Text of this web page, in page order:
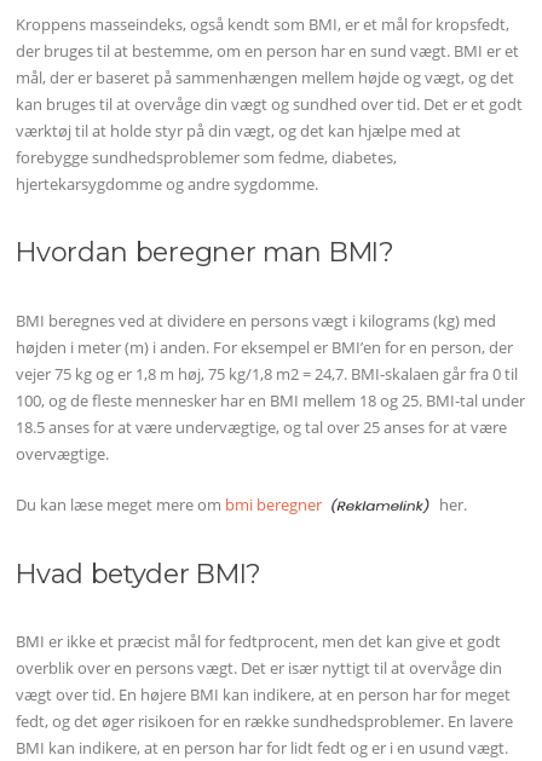
Kroppens masseindeks, også kendt som BMI, er et mål for kropsfedt,
der bruges til at bestemme, om en person har en sund vægt. BMI er et
mål, der er baseret på sammenhængen mellem højde og vægt, og det
kan bruges til at overvåge din vægt og sundhed over tid. Det er et godt
værktøj til at holde styr på din vægt, og det kan hjælpe med at
forebygge sundhedsproblemer som fedme, diabetes,
hjertekarsygdomme og andre sygdomme.
Hvordan beregner man BMI?
BMI beregnes ved at dividere en persons vægt i kilograms (kg) med
højden i meter (m) i anden. For eksempel er BMI’en for en person, der
vejer 75 kg og er 1,8 m høj, 75 kg/1,8 m2 = 24,7. BMI-skalaen går fra 0 til
100, og de fleste mennesker har en BMI mellem 18 og 25. BMI-tal under
18.5 anses for at være undervægtige, og tal over 25 anses for at være
overvægtige.
Du kan læse meget mere om bmi beregner her.
Hvad betyder BMI?
BMI er ikke et præcist mål for fedtprocent, men det kan give et godt
overblik over en persons vægt. Det er især nyttigt til at overvåge din
vægt over tid. En højere BMI kan indikere, at en person har for meget
fedt, og det øger risikoen for en række sundhedsproblemer. En lavere
BMI kan indikere, at en person har for lidt fedt og er i en usund vægt.